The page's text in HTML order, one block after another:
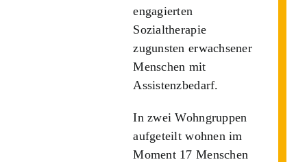
engagierten
Sozialtherapie
zugunsten erwachsener
Menschen mit
Assistenzbedarf.
In zwei Wohngruppen
aufgeteilt wohnen im
Moment 17 Menschen